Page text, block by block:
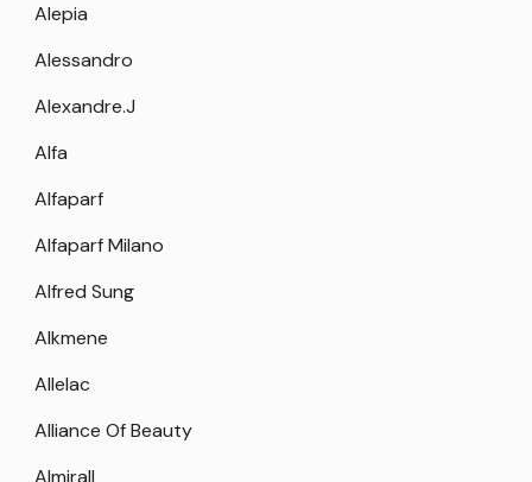
Alepia
Alessandro
Alexandre.J
Alfa
Alfaparf
Alfaparf Milano
Alfred Sung
Alkmene
Allelac
Alliance Of Beauty